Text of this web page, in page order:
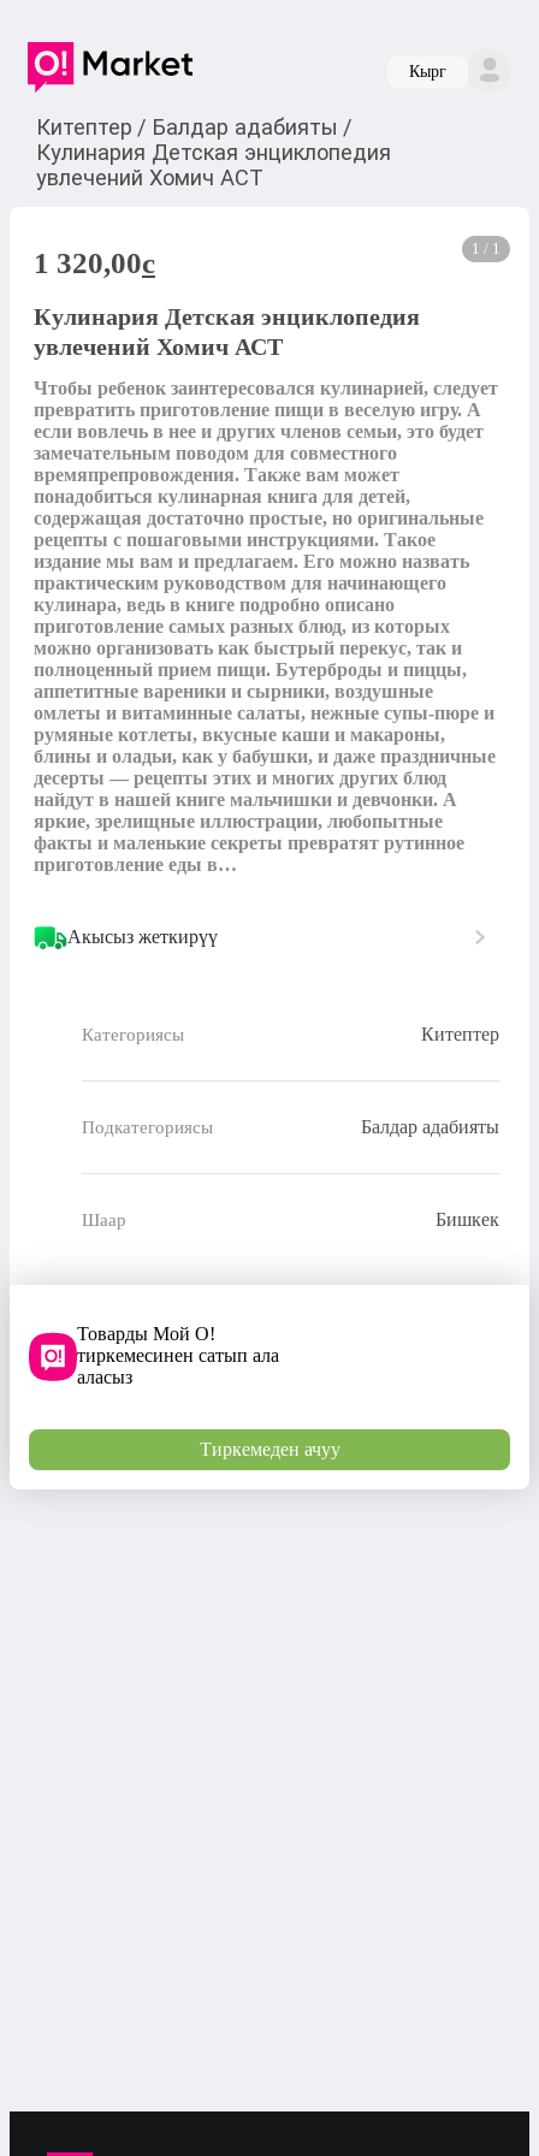
Кырг
Китептер / Балдар адабияты /
Кулинария Детская энциклопедия
увлечений Хомич АСТ
1 / 1
1 320,00c
Кулинария Детская энциклопедия
увлечений Хомич АСТ
Чтобы ребенок заинтересовался кулинарией, следует
превратить приготовление пищи в веселую игру. А
если вовлечь в нее и других членов семьи, это будет
замечательным поводом для совместного
времяпрепровождения. Также вам может
понадобиться кулинарная книга для детей,
содержащая достаточно простые, но оригинальные
рецепты с пошаговыми инструкциями. Такое
издание мы вам и предлагаем. Его можно назвать
практическим руководством для начинающего
кулинара, ведь в книге подробно описано
приготовление самых разных блюд, из которых
можно организовать как быстрый перекус, так и
полноценный прием пищи. Бутерброды и пиццы,
аппетитные вареники и сырники, воздушные
омлеты и витаминные салаты, нежные супы-пюре и
румяные котлеты, вкусные каши и макароны,
блины и оладьи, как у бабушки, и даже праздничные
десерты — рецепты этих и многих других блюд
найдут в нашей книге мальчишки и девчонки. А
яркие, зрелищные иллюстрации, любопытные
факты и маленькие секреты превратят рутинное
приготовление еды в…
Акысыз жеткирүү
Категориясы Китептер
Подкатегориясы Балдар адабияты
Шаар Бишкек
Товарды Мой О!
тиркемесинен сатып ала
аласыз
Тиркемеден ачуу